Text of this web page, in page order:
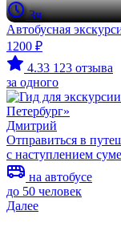
3ч
Автобусная
1200 ₽
4.33 123 отзыва
за одного
Дмитрий
Отправиться в
с наступлением
на автобусе
до 50 человек
Далее